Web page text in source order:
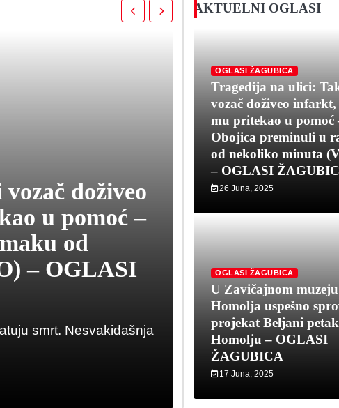
doživeo
u pomoć –
od
– OGLASI
smrt. Nesvakidašnja
U
uspešno
petak u
ŽAGUBICA
Foto: Urban City // B.P.
konkursa koji je
AKTUELNI OGLASI
OGLASI ŽAGUBICA
Tragedija na ulici:
vozač doživeo infarkt,
mu pritekao u pomoć
Obojica preminuli u
od nekoliko minuta
– OGLASI
26 Juna, 2025
OGLASI ŽAGUBICA
U Zavičajnom muzeju
Homolja uspešno
projekat Beljani
Homolju – OGLASI
ŽAGUBICA
17 Juna, 2025